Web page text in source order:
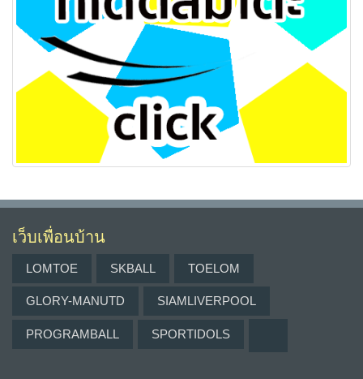
เว็บเพื่อนบ้าน
LOMTOE SKBALL TOELOM
GLORY-MANUTD SIAMLIVERPOOL
PROGRAMBALL SPORTIDOLS